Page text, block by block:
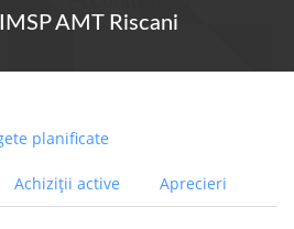
AMT Riscani
planificate
Achiziții active Aprecieri